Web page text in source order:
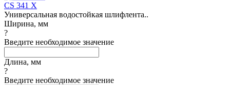
CS 341 X
Универсальная водостойкая шлифлента..
Ширина, мм
?
Введите необходимое значение
Длина, мм
?
Введите необходимое значение